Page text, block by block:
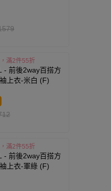
滿2件55折
- 前後2way百搭方
上衣-米白 (F)
滿2件55折
- 前後2way百搭方
上衣-軍綠 (F)